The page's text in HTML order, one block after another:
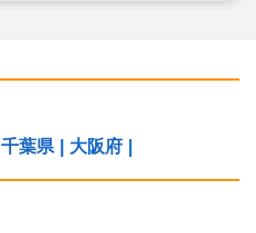
千葉県 大阪府